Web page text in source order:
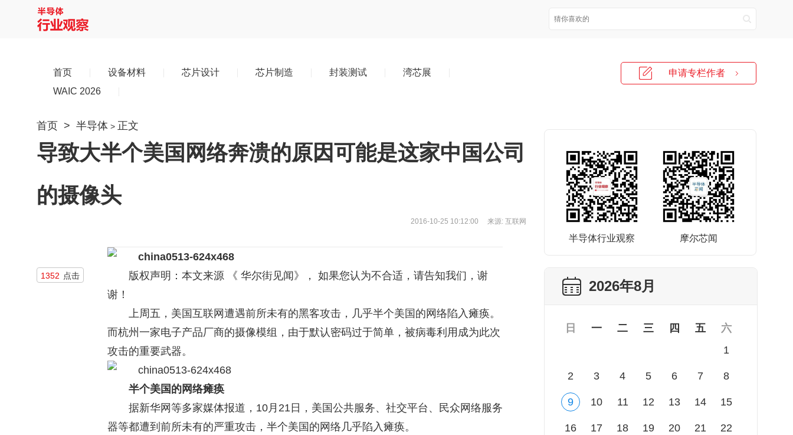
首页 设备材料 芯片设计 芯片制造 封装测试
湾芯展
WAIC 2026
首页 > 半导体 > 正文
导致大半个美国网络奔溃的原因可能是这家中国公司
的摄像头
2016-10-25 10:12:00 来源: 互联网
1352 点击 版权声明：本文来源 《 华尔街见闻》， 如果您认为不合适，请告知我们，谢
谢！
上周五，美国互联网遭遇前所未有的黑客攻击，几乎半个美国的网络陷入瘫痪。
而杭州一家电子产品厂商的摄像模组，由于默认密码过于简单，被病毒利用成为此次
攻击的重要武器。
半个美国的网络瘫痪
据新华网等多家媒体报道，10月21日，美国公共服务、社交平台、民众网络服务
器等都遭到前所未有的严重攻击，半个美国的网络几乎陷入瘫痪。
申请专栏作者
半导体行业观察 摩尔芯闻
2026年8月
日 一 二 三 四 五
六
1
2 3 4 5 6 7 8
9 10 11 12 13 14 15
16 17 18 19 20 21 22